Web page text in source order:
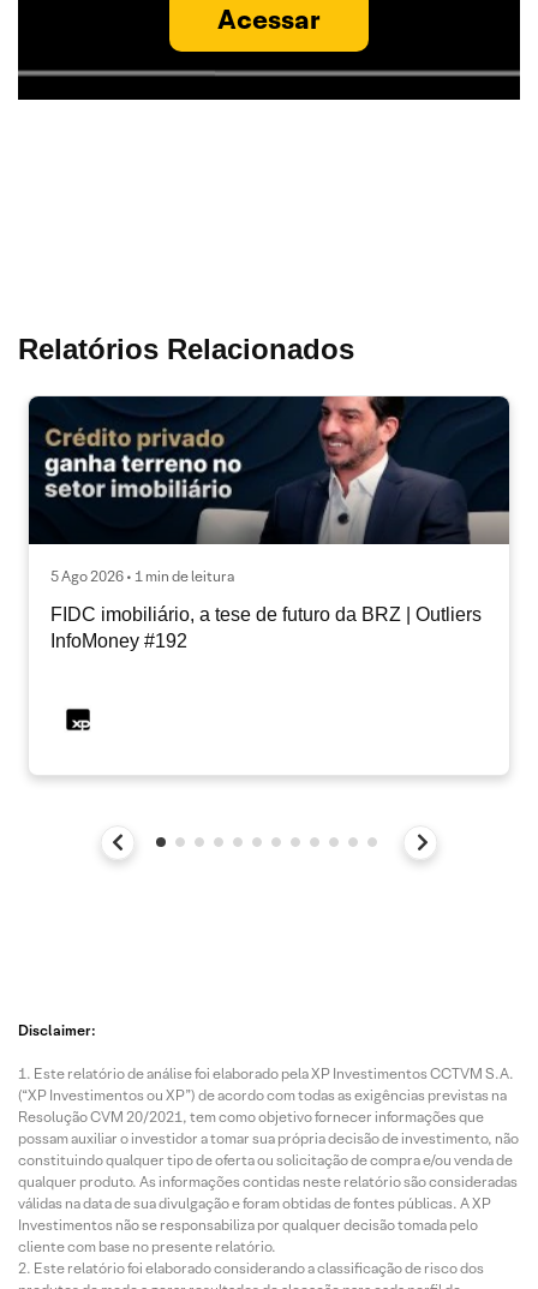
Acessar
Relatórios Relacionados
5 Ago 2026 • 1 min de leitura
FIDC imobiliário, a tese de futuro da BRZ | Outliers
InfoMoney #192
Disclaimer:
Este relatório de análise foi elaborado pela XP Investimentos CCTVM S.A.
(“XP Investimentos ou XP”) de acordo com todas as exigências previstas na
Resolução CVM 20/2021, tem como objetivo fornecer informações que
possam auxiliar o investidor a tomar sua própria decisão de investimento, não
constituindo qualquer tipo de oferta ou solicitação de compra e/ou venda de
qualquer produto. As informações contidas neste relatório são consideradas
válidas na data de sua divulgação e foram obtidas de fontes públicas. A XP
Investimentos não se responsabiliza por qualquer decisão tomada pelo
cliente com base no presente relatório.
Este relatório foi elaborado considerando a classificação de risco dos